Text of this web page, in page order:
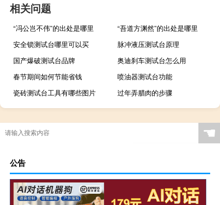
相关问题
“冯公岂不伟”的出处是哪里
“吾道方渊然”的出处是哪里
安全锁测试台哪里可以买
脉冲液压测试台原理
国产爆破测试台品牌
奥迪刹车测试台怎么用
春节期间如何节能省钱
喷油器测试台功能
瓷砖测试台工具有哪些图片
过年弄腊肉的步骤
☚
公告